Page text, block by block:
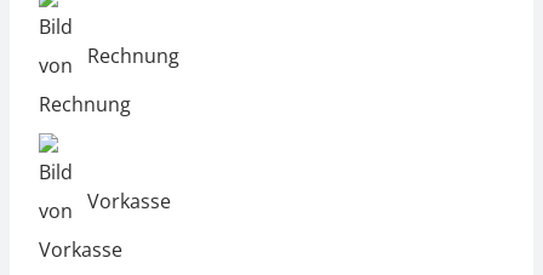
Rechnung
Vorkasse